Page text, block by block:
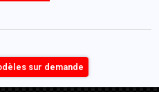
sur demande